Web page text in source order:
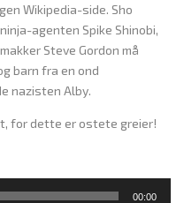
Wikipedia-side. Sho
agenten Spike Shinobi,
Steve Gordon må
barn fra en ond
nazisten Alby.
for dette er ostete greier!
00:00